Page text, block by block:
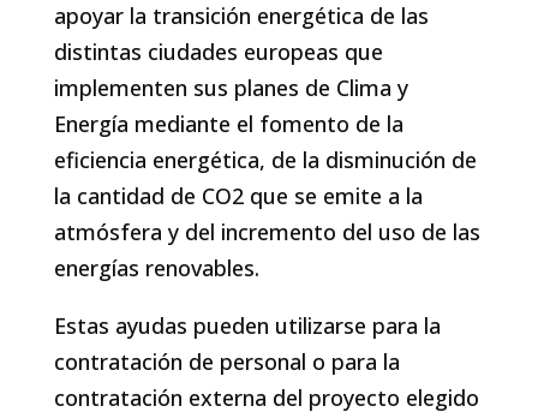
apoyar la transición energética de las
distintas ciudades europeas que
implementen sus planes de Clima y
Energía mediante el fomento de la
eficiencia energética, de la disminución de
la cantidad de CO2 que se emite a la
atmósfera y del incremento del uso de las
energías renovables.
Estas ayudas pueden utilizarse para la
contratación de personal o para la
contratación externa del proyecto elegido